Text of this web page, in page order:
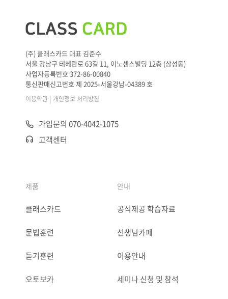
(주) 클래스카드 대표 김준수
서울 강남구 테헤란로 63길 11, 이노센스빌딩 12층 (삼성동)
사업자등록번호 372-86-00840
통신판매신고번호 제 2025-서울강남-04389 호
이용약관 | 개인정보 처리방침
가입문의 070-4042-1075
고객센터
제품
클래스카드
문법훈련
듣기훈련
오토보카
안내
공식제공 학습자료
선생님카페
이용안내
세미나 신청 및 참석